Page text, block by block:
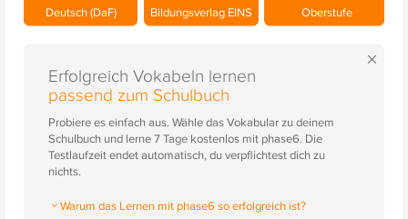
Deutsch (DaF) Bildungsverlag EINS Oberstufe
×
Erfolgreich Vokabeln lernen
passend zum Schulbuch
Probiere es einfach aus. Wähle das Vokabular zu deinem
Schulbuch und lerne 7 Tage kostenlos mit phase6. Die
Testlaufzeit endet automatisch, du verpflichtest dich zu
nichts.
Warum das Lernen mit phase6 so erfolgreich ist?